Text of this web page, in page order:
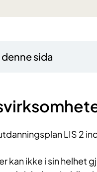
sida
LIS 2
kan ikke i sin helhet